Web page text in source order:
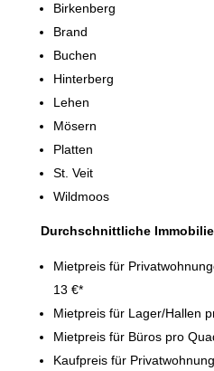
Birkenberg
Brand
Buchen
Hinterberg
Lehen
Mösern
Platten
St. Veit
Wildmoos
Durchschnittliche
Mietpreis für
13 €*
Mietpreis für Lager/Hallen
Mietpreis für Büros pro
Kaufpreis für